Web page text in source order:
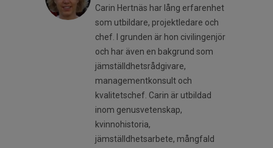
Carin Hertnäs har lång erfarenhet
som utbildare, projektledare och
chef. I grunden är hon civilingenjör
och har även en bakgrund som
jämställdhetsrådgivare,
managementkonsult och
kvalitetschef. Carin är utbildad
inom genusvetenskap,
kvinnohistoria,
jämställdhetsarbete, mångfald